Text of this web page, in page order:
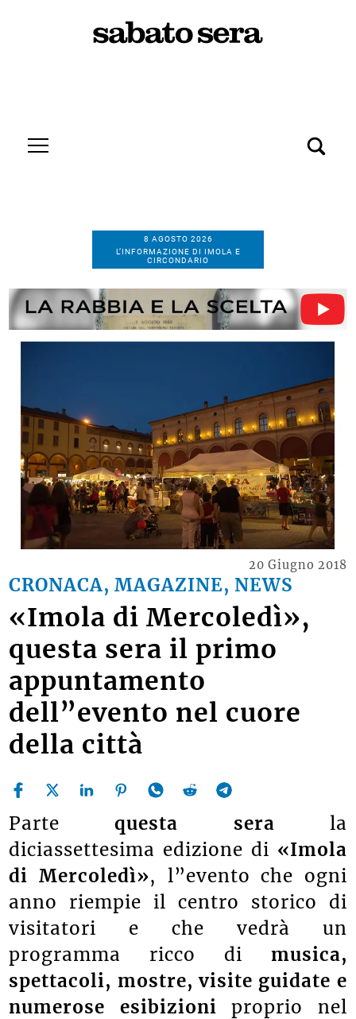
8 AGOSTO 2026
L’INFORMAZIONE DI IMOLA E
CIRCONDARIO
CRONACA, MAGAZINE, NEWS
20 Giugno 2018
«Imola di Mercoledì»,
questa sera il primo
appuntamento
dell”evento nel cuore
della città
Partequesta sera la
diciassettesima edizione di «Imola
di Mercoledì», l”evento che ogni
anno riempie il centro storico di
visitatori e che vedrà un
programma ricco di musica,
spettacoli, mostre, visite guidate e
numerose esibizioni proprio nel